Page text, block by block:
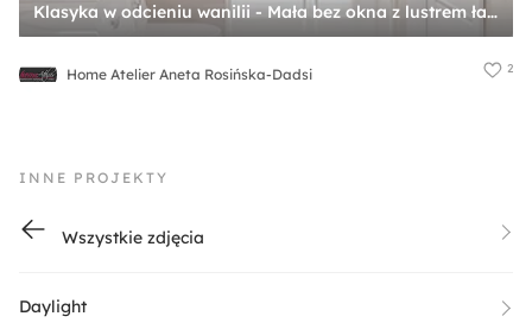
Klasyka w odcieniu wanilii - Mała bez okna z lustrem łazienka, styl tradycyjny - zdjęcie od Home Atelier Aneta Rosińska-Dadsi
Home Atelier Aneta Rosińska-Dadsi 2
INNE PROJEKTY
Wszystkie zdjęcia
Daylight